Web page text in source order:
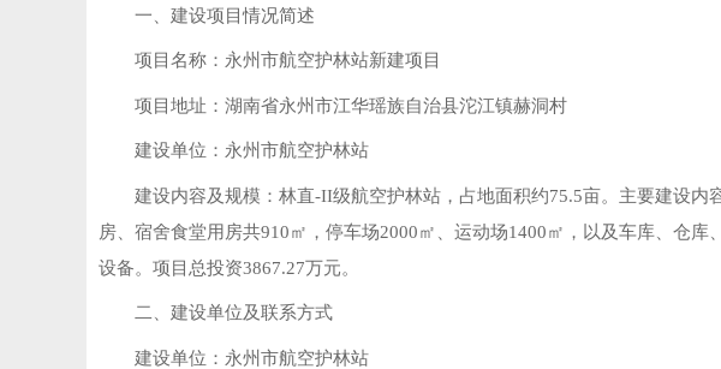
一、建设项目情况简述
项目名称：永州市航空护林站新建项目
项目地址：湖南省永州市江华瑶族自治县沱江镇赫洞村
建设单位：永州市航空护林站
建设内容及规模：林直-II级航空护林站，占地面积约75.5亩。主要建设
房、宿舍食堂用房共910㎡，停车场2000㎡、运动场1400㎡，以及车库、仓
设备。项目总投资3867.27万元。
二、建设单位及联系方式
建设单位：永州市航空护林站